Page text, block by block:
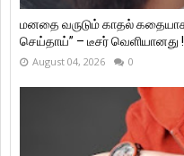
மனதை வருடும் காதல்
செய்தாய்” – டீசர் வெளியானது !
August 04, 2026 0